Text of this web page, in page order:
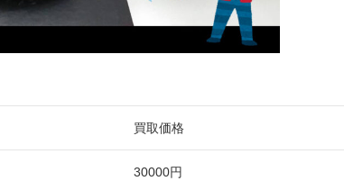
買取価格
30000円